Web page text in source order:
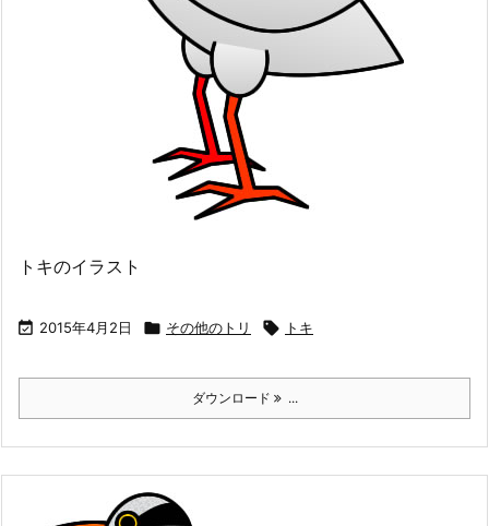
トキのイラスト
 2015年4月2日  その他のトリ  トキ
ダウンロード ...